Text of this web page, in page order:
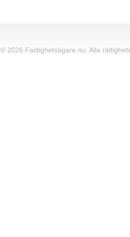
© 2026 Fastighetsägare.nu. Alla